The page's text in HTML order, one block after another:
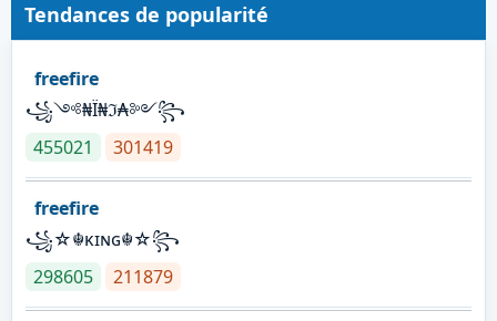
Tendances de popularité
freefire
꧁༺₦Ї₦ℑ₳༻꧂
455021
301419
freefire
꧁☆☬κɪɴɢ☬☆꧂
298605
211879